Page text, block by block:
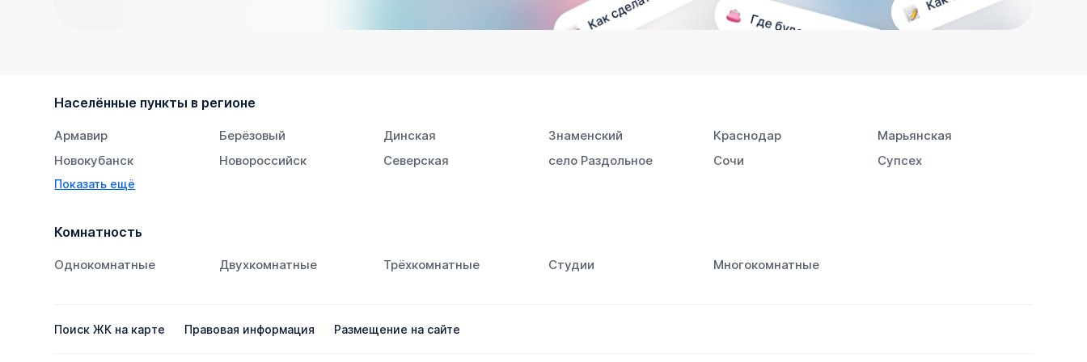
Населённые пункты в регионе
Армавир Берёзовый Динская Знаменский Краснодар
Марьянская
Новокубанск
Новороссийск Северская село Раздольное Сочи
Супсех
Тихорецк
Показать ещё
Комнатность
Однокомнатные Двухкомнатные Трёхкомнатные Студии Многокомнатные
Поиск ЖК на карте Правовая информация Размещение на сайте